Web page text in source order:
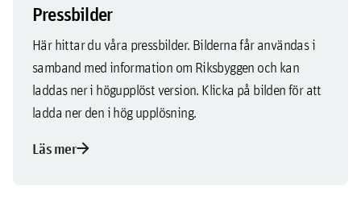
Pressbilder
Här hittar du våra pressbilder. Bilderna får användas i
samband med information om Riksbyggen och kan
laddas ner i högupplöst version. Klicka på bilden för att
ladda ner den i hög upplösning.
Läs merarrow_forward